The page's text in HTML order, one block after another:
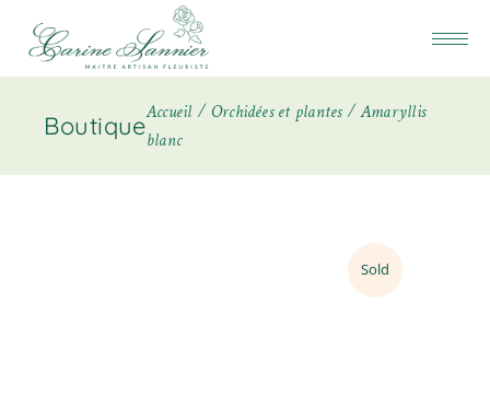
BoutiqueAccueil Orchidées et plantes
Amaryllis
blanc
Sold